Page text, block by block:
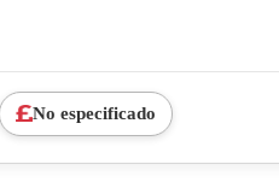
No especificado